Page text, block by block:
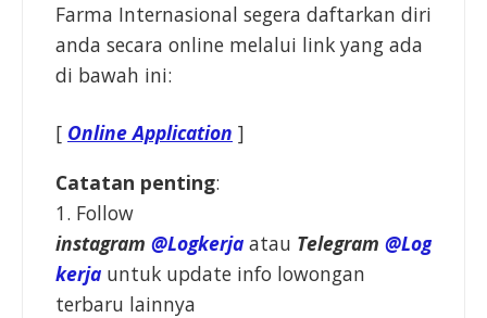
Farma Internasional segera daftarkan diri
anda secara online melalui link yang ada
di bawah ini:
[ Online Application ]
Catatan penting:
1. Follow
instagram @Logkerja atau Telegram @Log
kerja untuk update info lowongan
terbaru lainnya